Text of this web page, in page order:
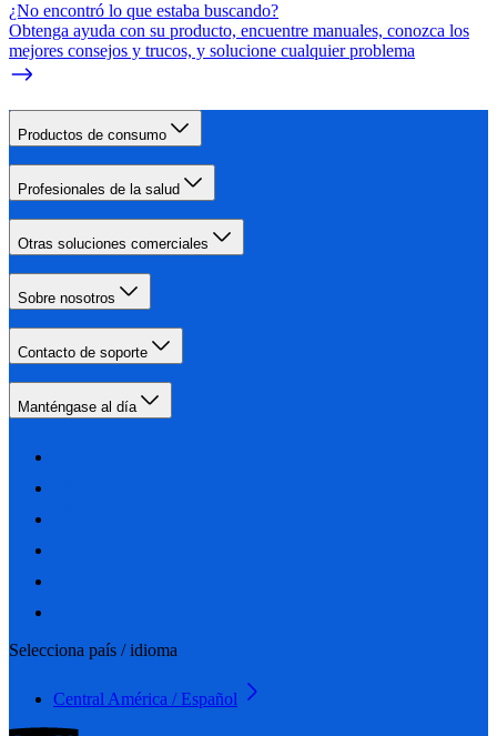
¿No encontró lo que estaba buscando?
Obtenga ayuda con su producto, encuentre manuales, conozca los
mejores consejos y trucos, y solucione cualquier problema
Productos de consumo
Profesionales de la salud
Otras soluciones comerciales
Sobre nosotros
Contacto de soporte
Manténgase al día
Selecciona país / idioma
Central América / Español